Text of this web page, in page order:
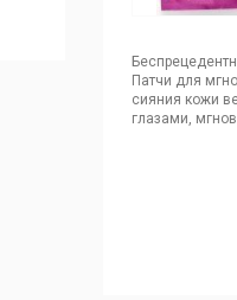
Патчи для
сияния кожи
глазами,